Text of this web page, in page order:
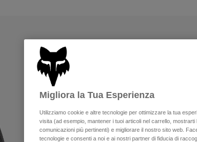
Migliora la Tua Esperienza
Utilizziamo cookie e altre tecnologie per ottimizzare la tua
visita (ad esempio, mantener i tuoi articoli nel carrello, mostrarti
comunicazioni più pertinenti) e migliorare il nostro sito web.
tecnologie e consenti a noi e ai nostri partner di fiducia di